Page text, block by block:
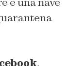
e una nave
,